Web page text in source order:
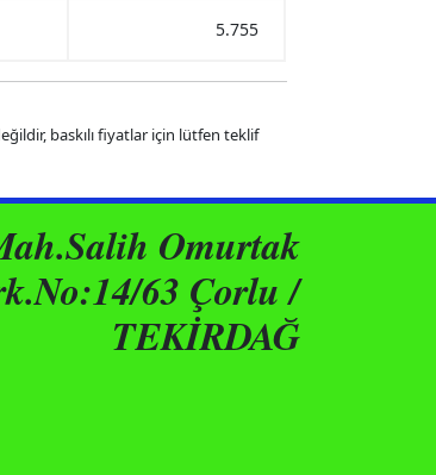
5.755
baskılı fiyatlar için lütfen teklif
Omurtak
63 Çorlu /
TEKİRDAĞ